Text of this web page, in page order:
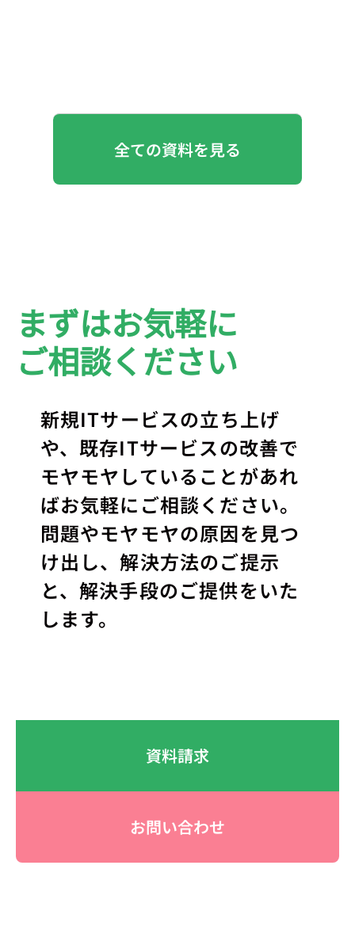
全ての資料を見る
まずはお気軽に
ご相談ください
新規ITサービスの立ち上げ
や、既存ITサービスの改善で
モヤモヤしていることがあれ
ばお気軽にご相談ください。
問題やモヤモヤの原因を見つ
け出し、解決方法のご提示
と、解決手段のご提供をいた
します。
お問い合わせ
資料請求